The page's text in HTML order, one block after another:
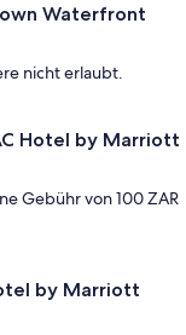
Waterfront
nicht erlaubt.
Hotel by Marriott
Gebühr von 100 ZAR
by Marriott